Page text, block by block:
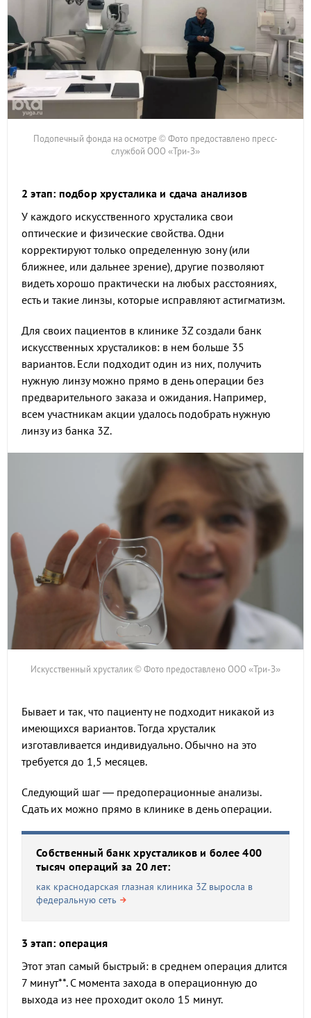
Подопечный фонда на осмотре © Фото предоставлено пресс-
службой ООО «Три-З»
2 этап: подбор хрусталика и сдача анализов
У каждого искусственного хрусталика свои
оптические и физические свойства. Одни
корректируют только определенную зону (или
ближнее, или дальнее зрение), другие позволяют
видеть хорошо практически на любых расстояниях,
есть и такие линзы, которые исправляют астигматизм.
Для своих пациентов в клинике 3Z создали банк
искусственных хрусталиков: в нем больше 35
вариантов. Если подходит один из них, получить
нужную линзу можно прямо в день операции без
предварительного заказа и ожидания. Например,
всем участникам акции удалось подобрать нужную
линзу из банка 3Z.
Искусственный хрусталик © Фото предоставлено ООО «Три-З»
Бывает и так, что пациенту не подходит никакой из
имеющихся вариантов. Тогда хрусталик
изготавливается индивидуально. Обычно на это
требуется до 1,5 месяцев.
Следующий шаг — предоперационные анализы.
Сдать их можно прямо в клинике в день операции.
Собственный банк хрусталиков и более 400
тысяч операций за 20 лет:
как краснодарская глазная клиника 3Z выросла в
федеральную сеть
3 этап: операция
Этот этап самый быстрый: в среднем операция длится
7 минут**. С момента захода в операционную до
выхода из нее проходит около 15 минут.